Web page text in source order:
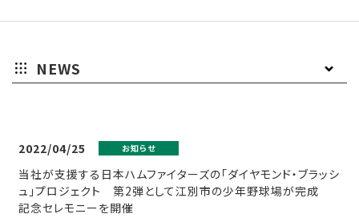
NEWS
ら
せ
ス
リ
他
2022/04/25 お知らせ
当社が支援する日本ハムファイターズの「ダイヤモンド・ブラッシ
ュ」プロジェクト 第2弾として江別市の少年野球場が完成
記念セレモニーを開催